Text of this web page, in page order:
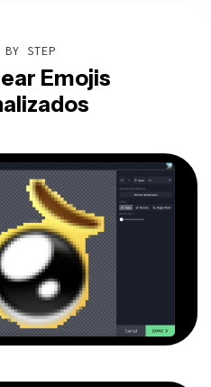
BY STEP
Emojis